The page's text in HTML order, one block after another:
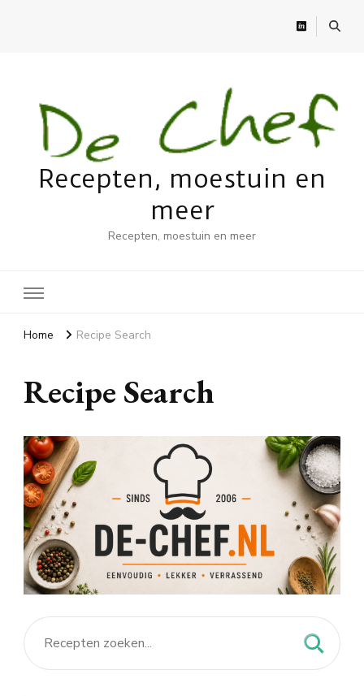
Recepten, moestuin en
meer
Recepten, moestuin en meer
Home Recipe Search
Recipe Search